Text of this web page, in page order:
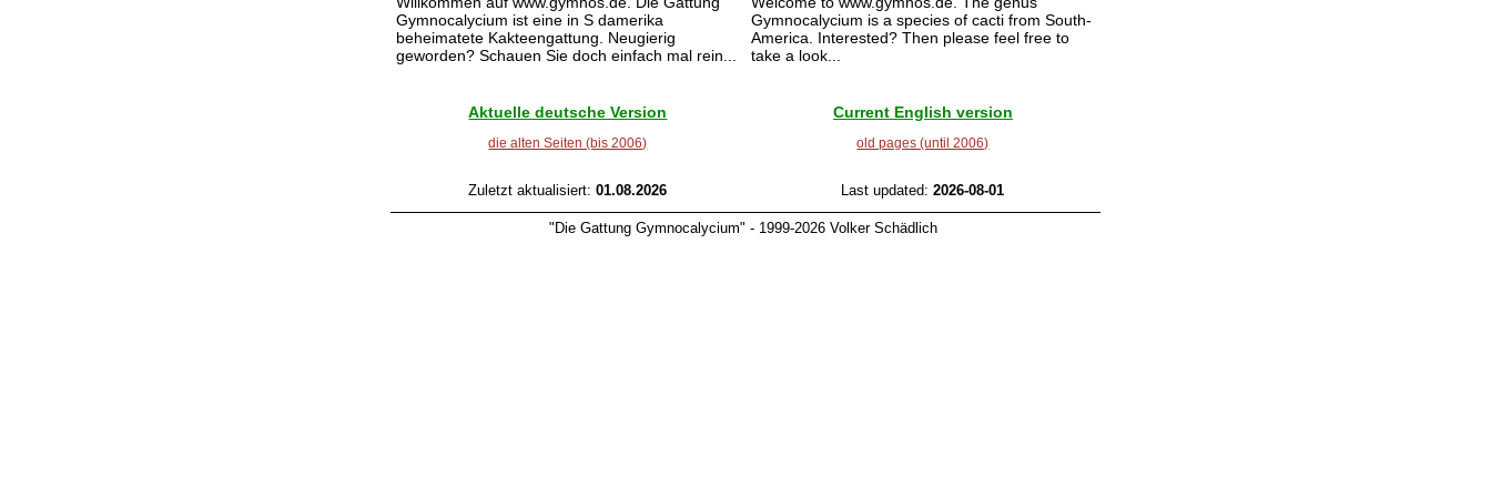
Gymnocalycium ist eine in S damerika
beheimatete Kakteengattung. Neugierig
geworden? Schauen Sie doch einfach mal rein...
Gymnocalycium is a species of cacti from South-
America. Interested? Then please feel free to
take a look...
Aktuelle deutsche Version
die alten Seiten (bis 2006)
Current English version
old pages (until 2006)
Zuletzt aktualisiert:01.08.2026 Last updated:2026-08-01
"Die Gattung Gymnocalycium" - 1999-2026 Volker Schädlich